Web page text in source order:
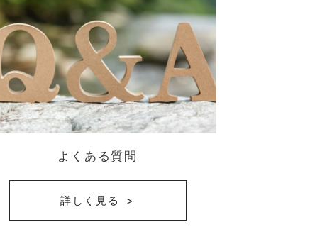
よくある質問
詳しく見る